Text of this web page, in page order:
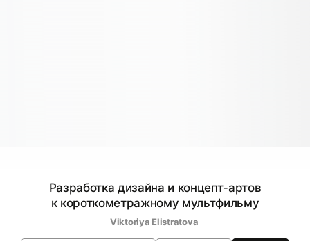
Разработка дизайна и концепт-артов
к короткометражному мультфильму
Viktoriya Elistratova